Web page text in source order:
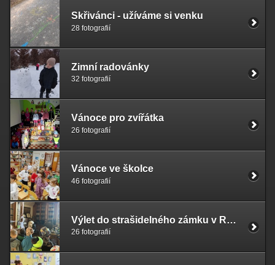
Skřivánci - užíváme si venku
28 fotografií
Zimní radovánky
32 fotografií
Vánoce pro zvířátka
26 fotografií
Vánoce ve školce
46 fotografií
Výlet do strašidelného zámku v Raduni
26 fotografií